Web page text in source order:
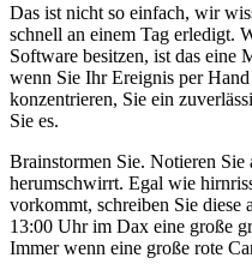
Das ist nicht so einfach, wir
schnell an einem Tag erledigt.
Software besitzen, ist das eine
wenn Sie Ihr Ereignis per
konzentrieren, Sie ein
Sie es.
Brainstormen Sie. Notieren
herumschwirrt. Egal wie
vorkommt, schreiben Sie
13:00 Uhr im Dax eine große
Immer wenn eine große rote